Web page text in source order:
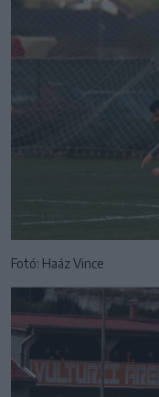
Fotó: Haáz Vince